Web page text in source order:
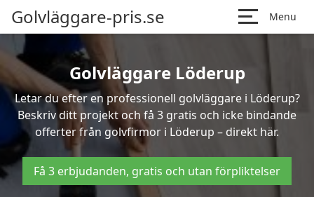
Golvläggare-pris.se Menu
Golvläggare Löderup
Letar du efter en professionell golvläggare i Löderup?
Beskriv ditt projekt och få 3 gratis och icke bindande
offerter från golvfirmor i Löderup – direkt här.
Få 3 erbjudanden, gratis och utan förpliktelser